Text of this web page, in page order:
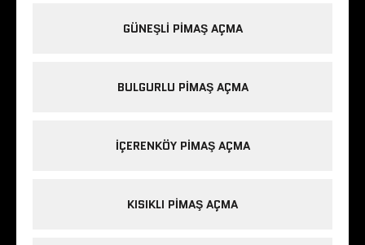
GÜNEŞLI PIMAŞ AÇMA
BULGURLU PIMAŞ AÇMA
IÇERENKÖY PIMAŞ AÇMA
KISIKLI PIMAŞ AÇMA